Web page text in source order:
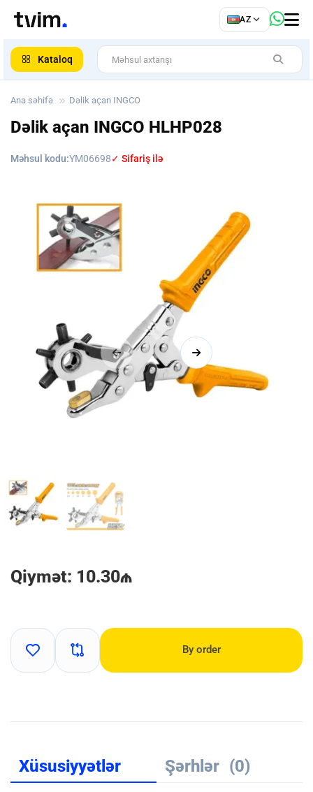
AZ
Kataloq
Ana səhifə Dəlik açan INGCO
Dəlik açan INGCO HLHP028
Məhsul kodu:YM06698✓ Sifariş ilə
Qiymət: 10.30₼
By order
Xüsusiyyətlər Şərhlər (0)